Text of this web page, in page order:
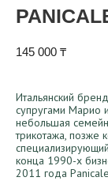
145 000 ₸
Итальянский
супругами Марио
небольшая
трикотажа,
конца 1990-х
2011 года